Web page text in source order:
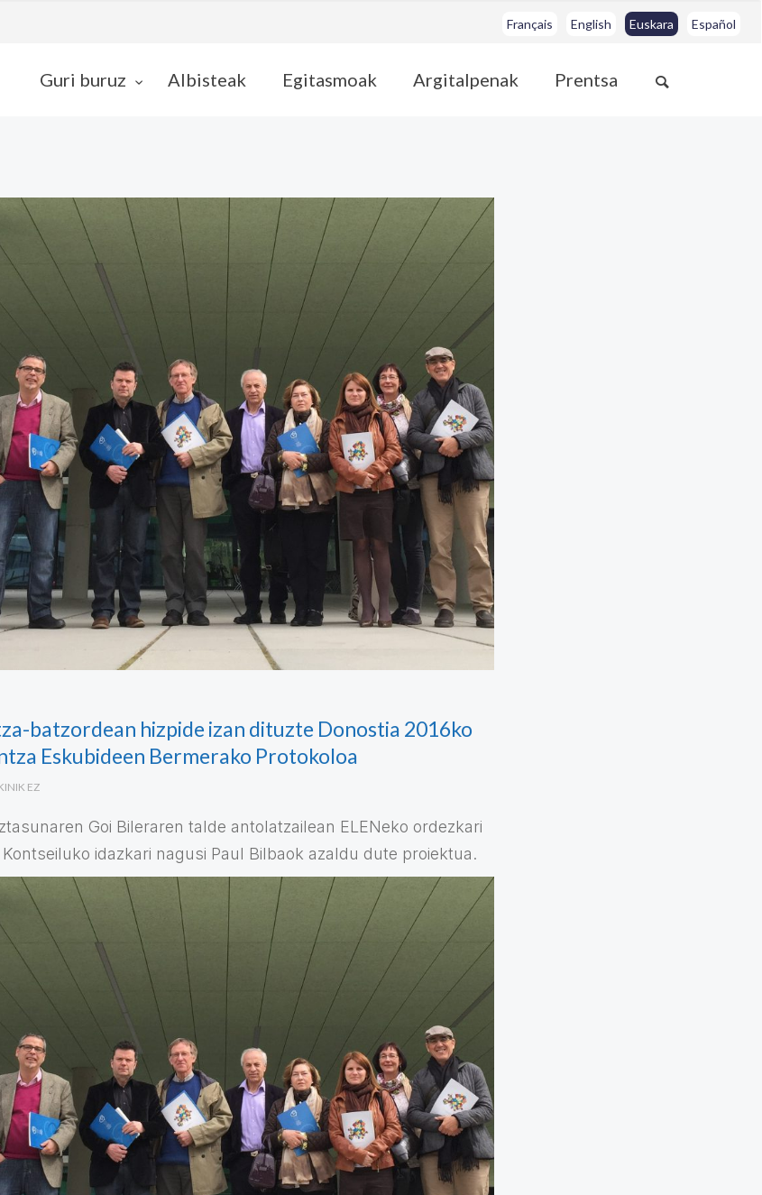
Français English Euskara Español
Guri buruz Albisteak Egitasmoak Argitalpenak Prentsa
batzordean hizpide izan dituzte Donostia 2016ko
Eskubideen Bermerako Protokoloa
EZ
Goi Bileraren talde antolatzailean ELENeko ordezkari
idazkari nagusi Paul Bilbaok azaldu dute proiektua.